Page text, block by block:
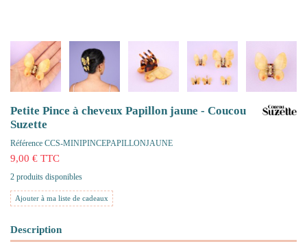
Petite Pince à cheveux Papillon jaune - Coucou
Suzette
Référence CCS-MINIPINCEPAPILLONJAUNE
9,00 € TTC
2 produits disponibles
Ajouter à ma liste de cadeaux
Description